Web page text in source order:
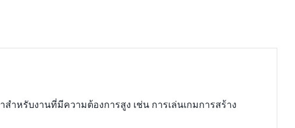
ำหรับงานที่มีความต้องการสูง เช่น การเล่นเกมการสร้าง